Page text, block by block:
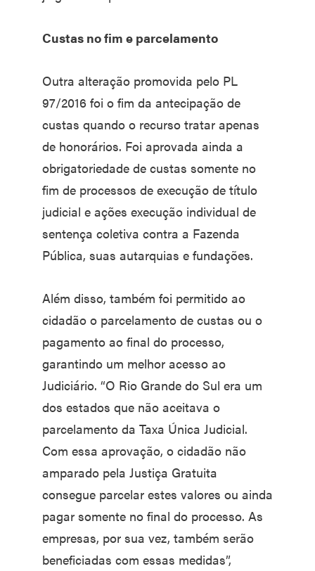
Custas no fim e parcelamento
Outra alteração promovida pelo PL
97/2016 foi o fim da antecipação de
custas quando o recurso tratar apenas
de honorários. Foi aprovada ainda a
obrigatoriedade de custas somente no
fim de processos de execução de título
judicial e ações execução individual de
sentença coletiva contra a Fazenda
Pública, suas autarquias e fundações.
Além disso, também foi permitido ao
cidadão o parcelamento de custas ou o
pagamento ao final do processo,
garantindo um melhor acesso ao
Judiciário. “O Rio Grande do Sul era um
dos estados que não aceitava o
parcelamento da Taxa Única Judicial.
Com essa aprovação, o cidadão não
amparado pela Justiça Gratuita
consegue parcelar estes valores ou ainda
pagar somente no final do processo. As
empresas, por sua vez, também serão
beneficiadas com essas medidas”,